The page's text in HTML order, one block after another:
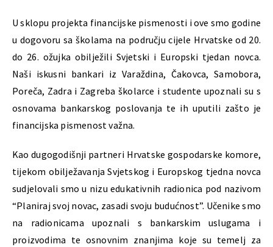
U sklopu projekta financijske pismenosti i ove smo godine
u dogovoru sa školama na području cijele Hrvatske od 20.
do 26. ožujka obilježili Svjetski i Europski tjedan novca.
Naši iskusni bankari iz Varaždina, Čakovca, Samobora,
Poreča, Zadra i Zagreba školarce i studente upoznali su s
osnovama bankarskog poslovanja te ih uputili zašto je
financijska pismenost važna.
Kao dugogodišnji partneri Hrvatske gospodarske komore,
tijekom obilježavanja Svjetskog i Europskog tjedna novca
sudjelovali smo u nizu edukativnih radionica pod nazivom
“Planiraj svoj novac, zasadi svoju budućnost”. Učenike smo
na radionicama upoznali s bankarskim uslugama i
proizvodima te osnovnim znanjima koje su temelj za